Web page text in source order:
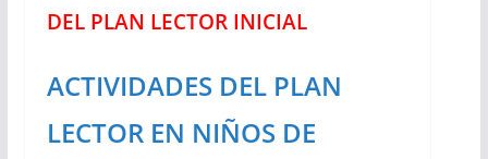
DEL PLAN LECTOR INICIAL
ACTIVIDADES DEL PLAN
LECTOR EN NIÑOS DE